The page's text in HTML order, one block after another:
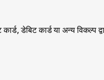
डेबिट कार्ड या अन्य विकल्प